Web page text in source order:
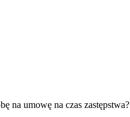
na umowę na czas zastępstwa?